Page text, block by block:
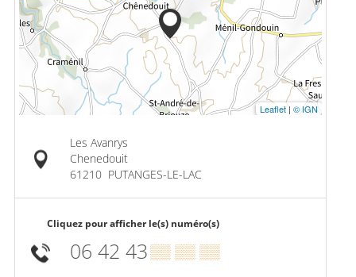
Leaflet | © IGN
Les Avanrys
Chenedouit
61210 PUTANGES-LE-LAC
Cliquez pour afficher le(s) numéro(s)
06 42 43▒▒ ▒▒ ▒▒